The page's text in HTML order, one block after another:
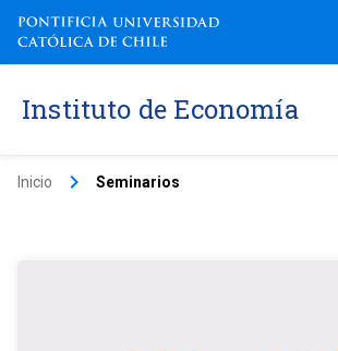
Instituto de Economía
Inicio keyboard_arrow_right Seminarios